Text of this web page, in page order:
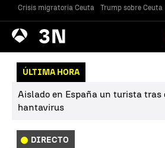
Crisis migratoria Ceuta Trump sobre Ceuta
Antena
3 Noticias
ÚLTIMA HORA
Aislado en España un turista tras
hantavirus
DIRECTO